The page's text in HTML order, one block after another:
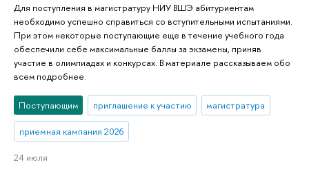
Для поступления в магистратуру НИУ ВШЭ абитуриентам
необходимо успешно справиться со вступительными испытаниями.
При этом некоторые поступающие еще в течение учебного года
обеспечили себе максимальные баллы за экзамены, приняв
участие в олимпиадах и конкурсах. В материале рассказываем обо
всем подробнее.
Поступающим приглашение к участию магистратура
приемная кампания 2026
24 июля